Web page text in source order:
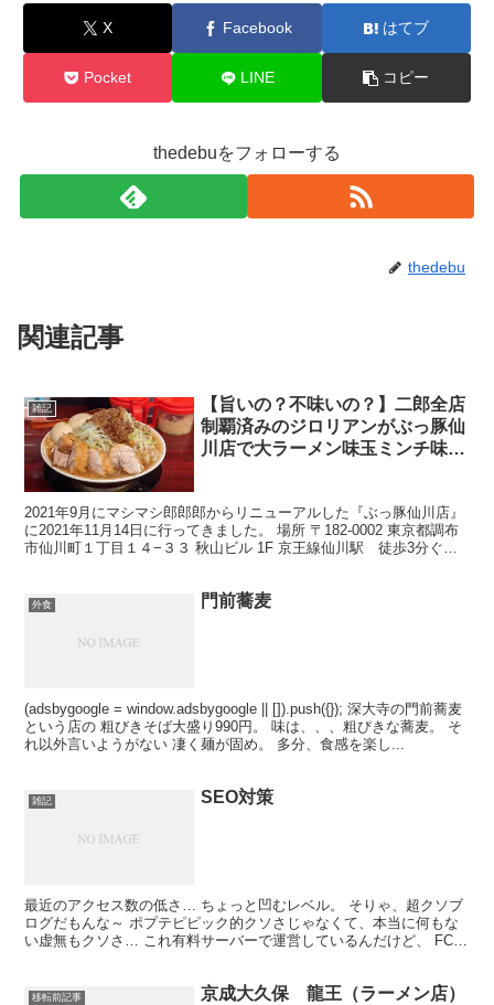
X Facebook はてブ
Pocket LINE コピー
thedebuをフォローする
thedebu
関連記事
雑記
【旨いの？不味いの？】二郎全店
制覇済みのジロリアンがぶっ豚仙
川店で大ラーメン味玉ミンチ味玉
2021年9月にマシマシ郎郎郎からリニューアルした『ぶっ豚仙川店』
に2021年11月14日に行ってきました。 場所 〒182-0002 東京都調布
市仙川町１丁目１４−３３ 秋山ビル 1F 京王線仙川駅 徒歩3分ぐら
外食 門前蕎麦
(adsbygoogle = window.adsbygoogle || []).push({}); 深大寺の門前蕎麦
という店の 粗びきそば大盛り990円。 味は、、、粗びきな蕎麦。 そ
れ以外言いようがない 凄く麺が固め。 多分、食感を楽し...
雑記 SEO対策
最近のアクセス数の低さ… ちょっと凹むレベル。 そりゃ、超クソブ
ログだもんな～ ポプテピピック的クソさじゃなくて、本当に何もな
い虚無もクソさ… これ有料サーバーで運営しているんだけど、 FC2
移転前記事 京成大久保 龍王（ラーメン店）